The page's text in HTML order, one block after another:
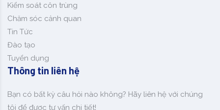
Kiểm soát côn trùng
Chăm sóc cảnh quan
Tin Tức
Đào tạo
Tuyển dụng
Thông tin liên hệ
Bạn có bất kỳ câu hỏi nào không? Hãy liên hệ với chúng
tôi để được tư vấn chi tiết!